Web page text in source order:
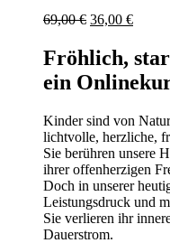
69,00€ Ursprünglicher
war:
69,00 €
36,00 €
ist:
36,00
Fröhlich,
ein
Kinder sind von
lichtvolle, herzliche,
Sie berühren unsere
ihrer offenherzigen
Doch in unserer
Leistungsdruck und
Sie verlieren ihr
Dauerstrom.